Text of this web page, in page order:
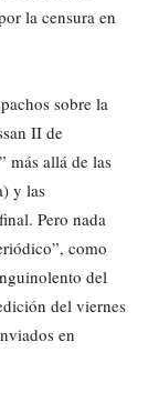
la censura en
sobre la
II de
más allá de las
y las
Pero nada
como
del
del viernes
en